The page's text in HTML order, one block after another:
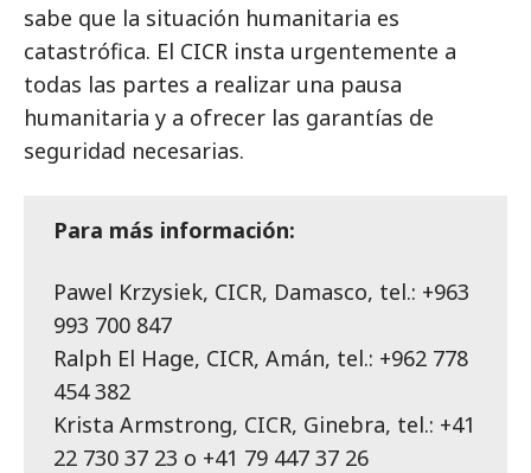
sabe que la situación humanitaria es
catastrófica. El CICR insta urgentemente a
todas las partes a realizar una pausa
humanitaria y a ofrecer las garantías de
seguridad necesarias.
Para más información:
Pawel Krzysiek, CICR, Damasco, tel.: +963
993 700 847
Ralph El Hage, CICR, Amán, tel.: +962 778
454 382
Krista Armstrong, CICR, Ginebra, tel.: +41
22 730 37 23 o +41 79 447 37 26